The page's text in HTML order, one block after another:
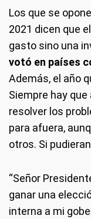
Los que se
2021 dicen que
gasto sino una
votó en países
Además, el año
Siempre hay
resolver los
para afuera,
otros. Si
“Señor
ganar una
interna a mi